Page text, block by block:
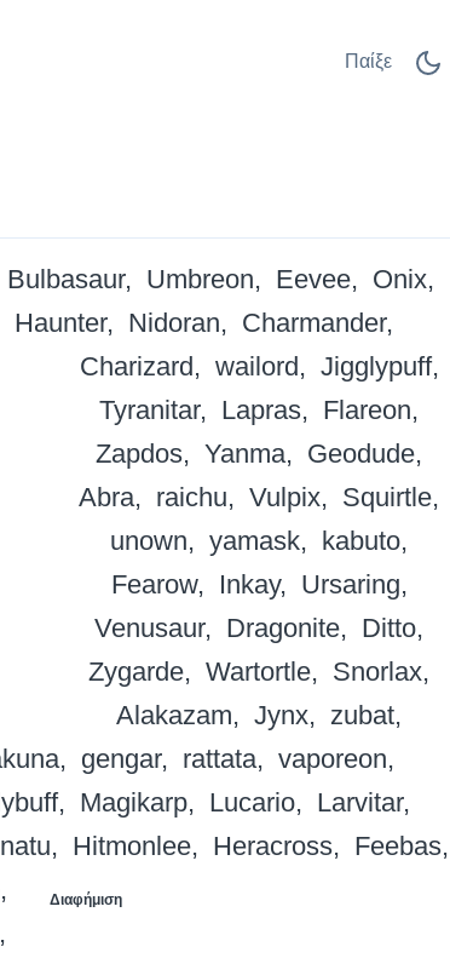
Παίξε
Bulbasaur Umbreon Eevee
Onix
Haunter Nidoran
Charmander
Charizard
wailord
Jigglypuff
Tyranitar
Lapras
Flareon
Zapdos
Yanma
Geodude
Abra
raichu Vulpix
Squirtle
unown
yamask
kabuto
Fearow
Inkay
Ursaring
Venusaur
Dragonite
Ditto
Zygarde
Wartortle
Snorlax
Alakazam
Jynx
zubat
gengar rattata
vaporeon
Magikarp Lucario
Larvitar
natu Hitmonlee Heracross Feebas
Διαφήμιση